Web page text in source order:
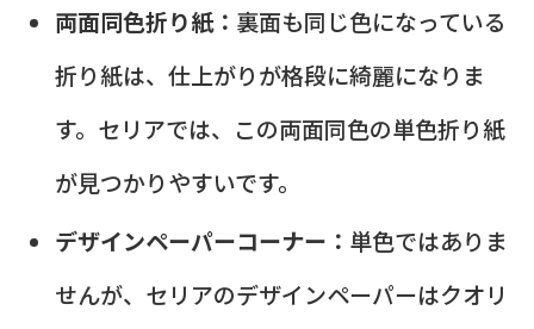
両面同色折り紙： 裏面も同じ色になっている
折り紙は、仕上がりが格段に綺麗になりま
す。セリアでは、この両面同色の単色折り紙
が見つかりやすいです。
デザインペーパーコーナー： 単色ではありま
せんが、セリアのデザインペーパーはクオリ